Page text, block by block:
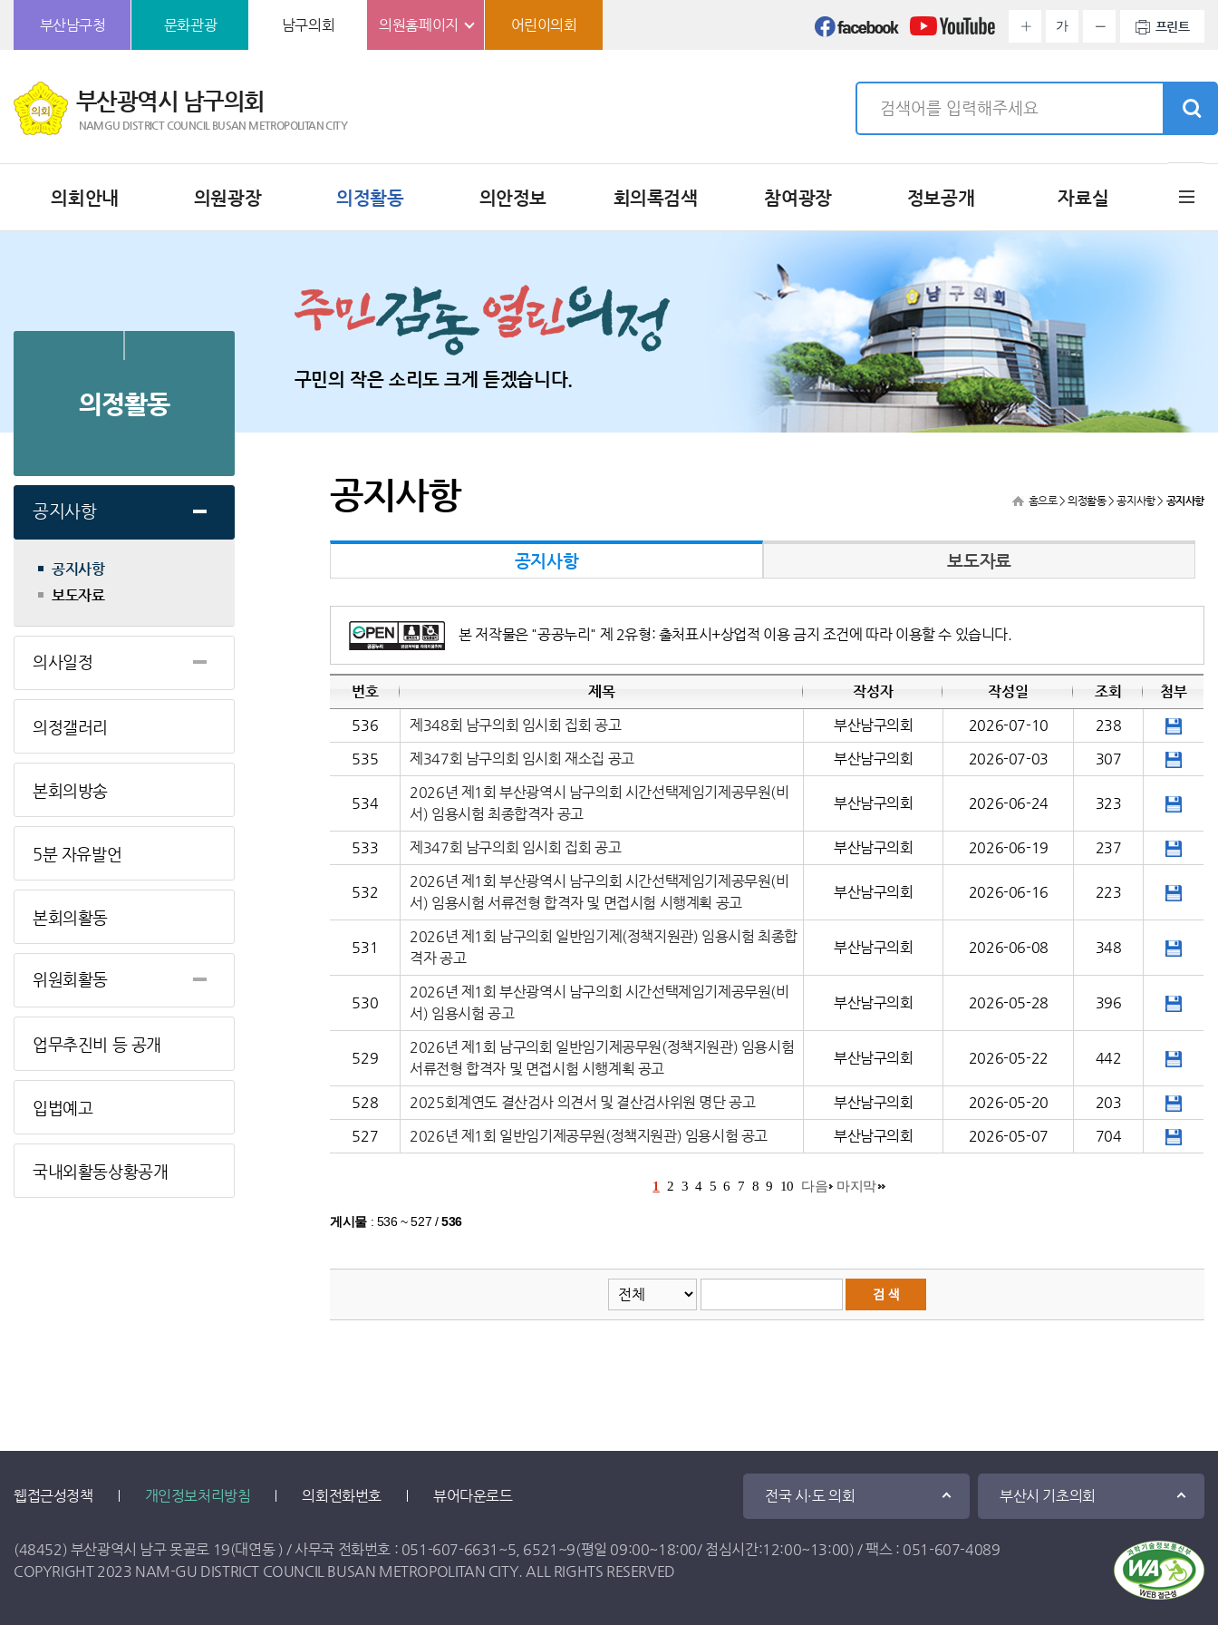
부산남구청
문화관광 남구의회 의원홈페이지 어린이의회 가 프린트
부산광역시 남구의회
NAMGU DISTRICT COUNCIL BUSAN METROPOLITAN CITY
의회안내 의원광장 의정활동 의안정보 회의록검색 참여광장 정보공개 자료실
구민의 작은 소리도 크게 듣겠습니다.
의정활동
공지사항
공지사항
보도자료
의사일정
의정갤러리
본회의방송
5분 자유발언
본회의활동
위원회활동
업무추진비 등 공개
입법예고
국내외활동상황공개
공지사항 홈으로> 의정활동 > 공지사항 > 공지사항
공지사항 보도자료
본 저작물은 "공공누리" 제 2유형: 출처표시+상업적 이용 금지 조건에 따라 이용할 수 있습니다.
번호 제목 작성자 작성일 조회
첨부
536
제348회 남구의회 임시회 집회 공고 부산남구의회 2026-07-10
238
535
제347회 남구의회 임시회 재소집 공고 부산남구의회 2026-07-03 307
534
2026년 제1회 부산광역시 남구의회 시간선택제임기제공무원(비
서) 임용시험 최종합격자 공고
부산남구의회 2026-06-24 323
533 제347회 남구의회 임시회 집회 공고 부산남구의회 2026-06-19 237
532
2026년 제1회 부산광역시 남구의회 시간선택제임기제공무원(비
서) 임용시험 서류전형 합격자 및 면접시험 시행계획 공고
부산남구의회 2026-06-16 223
531
2026년 제1회 남구의회 일반임기제(정책지원관) 임용시험 최종합
격자 공고
부산남구의회 2026-06-08 348
530
2026년 제1회 부산광역시 남구의회 시간선택제임기제공무원(비
서) 임용시험 공고
부산남구의회 2026-05-28 396
529
2026년 제1회 남구의회 일반임기제공무원(정책지원관) 임용시험
서류전형 합격자 및 면접시험 시행계획 공고
부산남구의회 2026-05-22 442
528 2025회계연도 결산검사 의견서 및 결산검사위원 명단 공고 부산남구의회 2026-05-20
203
527
2026년 제1회 일반임기제공무원(정책지원관) 임용시험 공고 부산남구의회 2026-05-07 704
1 2 3 4 5 6 7 8 9 10 다음 마지막
게시물 : 536 ~ 527 /536
전국 시·도 의회 부산시 기초의회
웹접근성정책 개인정보처리방침 의회전화번호 뷰어다운로드
(48452) 부산광역시 남구 못골로 19(대연동 ) / 사무국 전화번호 : 051-607-6631 ~5 6521 ~9(평일 09:00~18:00/ 점심시간:12:00~13:00) / 팩스 : 051-607-4089
COPYRIGHT 2023 NAM-GU DISTRICT COUNCIL BUSAN METROPOLITAN CITY. ALL RIGHTS RESERVED